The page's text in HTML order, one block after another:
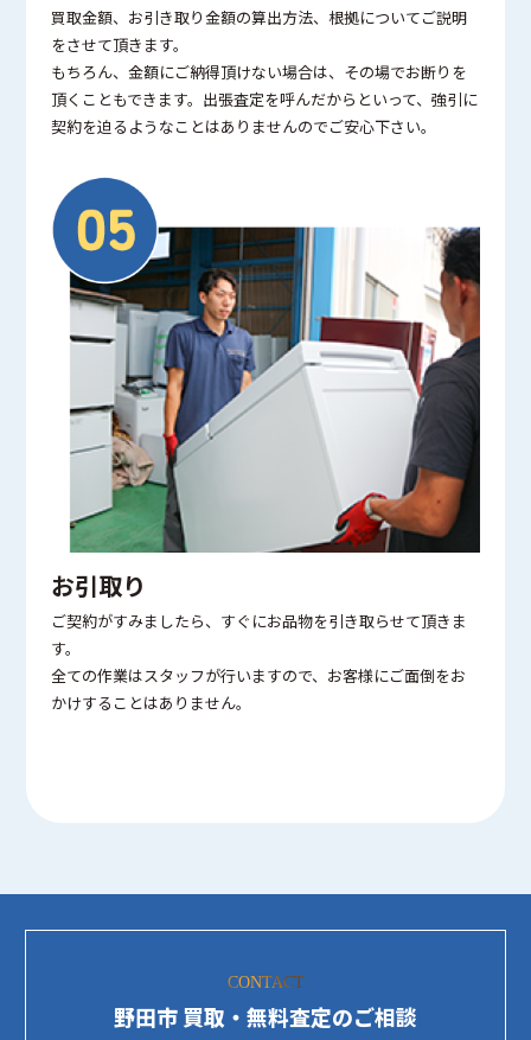
買取金額、お引き取り金額の算出方法、根拠についてご説明
をさせて頂きます。
もちろん、金額にご納得頂けない場合は、その場でお断りを
頂くこともできます。出張査定を呼んだからといって、強引に
契約を迫るようなことはありませんのでご安心下さい。
お引取り
ご契約がすみましたら、すぐにお品物を引き取らせて頂きま
す。
全ての作業はスタッフが行いますので、お客様にご面倒をお
かけすることはありません。
CONTACT
野田市 買取・無料査定のご相談